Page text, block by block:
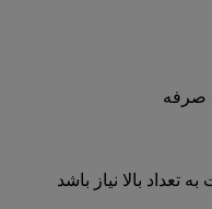
بالا نیاز باشد